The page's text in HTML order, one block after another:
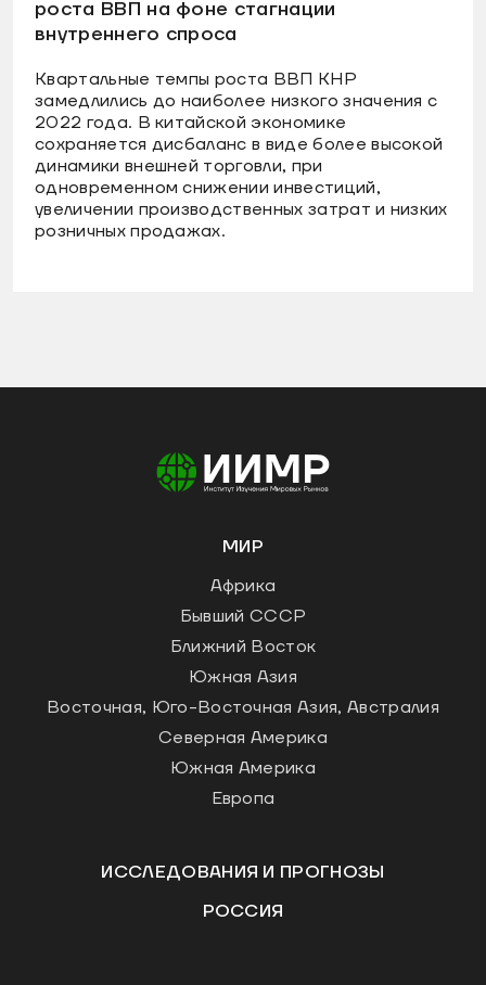
роста ВВП на фоне стагнации
внутреннего спроса
Квартальные темпы роста ВВП КНР
замедлились до наиболее низкого значения с
2022 года. В китайской экономике
сохраняется дисбаланс в виде более высокой
динамики внешней торговли, при
одновременном снижении инвестиций,
увеличении производственных затрат и низких
розничных продажах.
МИР
Африка
Бывший СССР
Ближний Восток
Южная Азия
Восточная, Юго-Восточная Азия, Австралия
Северная Америка
Южная Америка
Европа
ИССЛЕДОВАНИЯ И ПРОГНОЗЫ
РОССИЯ